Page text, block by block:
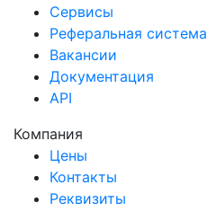
Сервисы
Реферальная система
Вакансии
Документация
API
Компания
Цены
Контакты
Реквизиты